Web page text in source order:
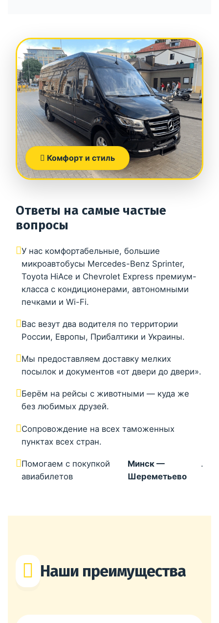
Комфорт и стиль
Ответы на самые частые
вопросы
У нас комфортабельные, большие
микроавтобусы Mercedes-Benz Sprinter,
Toyota HiAce и Chevrolet Express премиум-
класса с кондиционерами, автономными
печками и Wi-Fi.
Вас везут два водителя по территории
России, Европы, Прибалтики и Украины.
Мы предоставляем доставку мелких
посылок и документов «от двери до двери».
Берём на рейсы с животными — куда же
без любимых друзей.
Сопровождение на всех таможенных
пунктах всех стран.
Помогаем с покупкой
авиабилетов
Минск —
Шереметьево
.
Наши преимущества